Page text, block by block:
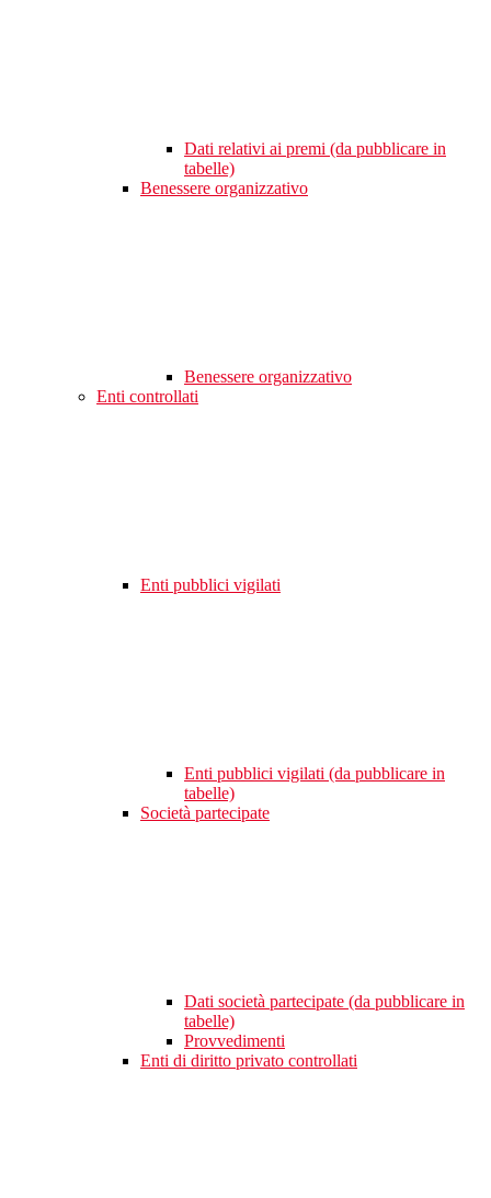
Dati relativi ai premi (da pubblicare in
tabelle)
Benessere organizzativo
Benessere organizzativo
Enti controllati
Enti pubblici vigilati
Enti pubblici vigilati (da pubblicare in
tabelle)
Società partecipate
Dati società partecipate (da pubblicare in
tabelle)
Provvedimenti
Enti di diritto privato controllati